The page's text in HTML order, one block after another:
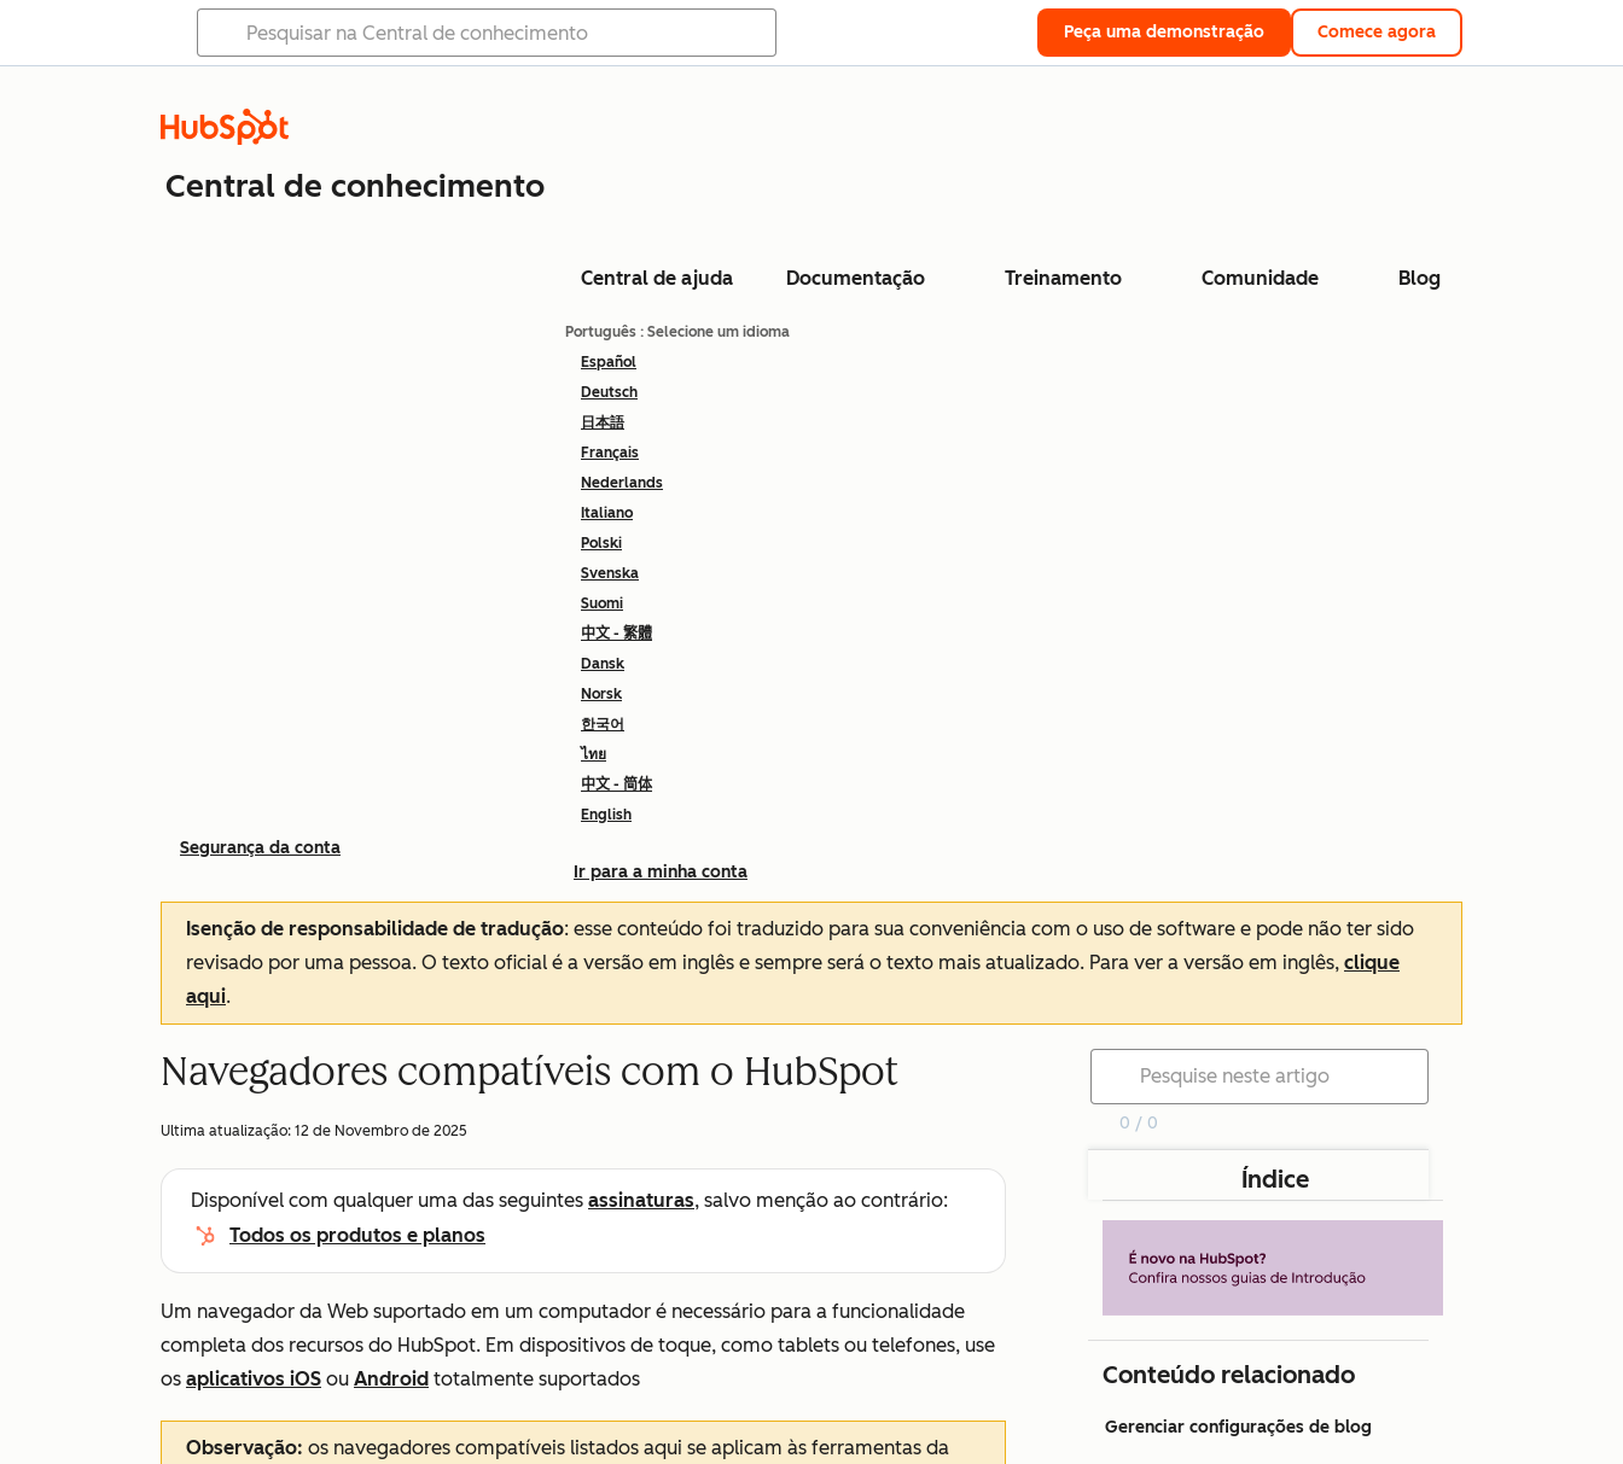
Peça uma demonstração Comece agora
Central de conhecimento
Central de ajuda Documentação Treinamento Comunidade Blog
Português : Selecione um idioma
Español
Deutsch
日本語
Français
Nederlands
Italiano
Polski
Svenska
Suomi
中文 - 繁體
Dansk
Norsk
한국어
ไทย
中文 - 简体
English
Ir para a minha conta
Segurança da conta
Isenção de responsabilidade de tradução: esse conteúdo foi traduzido para sua conveniência com o uso de software e pode não ter sido
revisado por uma pessoa. O texto oficial é a versão em inglês e sempre será o texto mais atualizado. Para ver a versão em inglês, clique
aqui.
Navegadores compatíveis com o HubSpot
Ultima atualização: 12 de Novembro de 2025
Disponível com qualquer uma das seguintes assinaturas, salvo menção ao contrário:
Todos os produtos e planos
Um navegador da Web suportado em um computador é necessário para a funcionalidade
completa dos recursos do HubSpot. Em dispositivos de toque, como tablets ou telefones, use
os aplicativos iOS ou Android totalmente suportados
Observação: os navegadores compatíveis listados aqui se aplicam às ferramentas da
0 / 0
Índice
Conteúdo relacionado
Gerenciar configurações de blog